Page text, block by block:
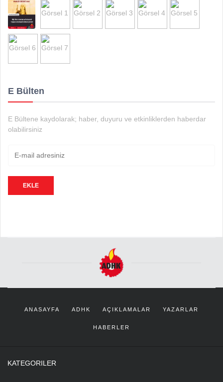
E Bülten
E Bültene kaydolarak; haber, duyuru ve etkinliklerden haberdar
olabilirsiniz
EKLE
ANASAYFA ADHK AÇIKLAMALAR YAZARLAR
HABERLER
KATEGORILER